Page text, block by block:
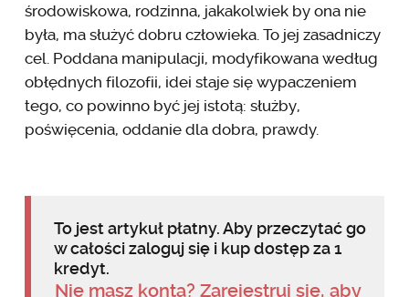
środowiskowa, rodzinna, jakakolwiek by ona nie
była, ma służyć dobru człowieka. To jej zasadniczy
cel. Poddana manipulacji, modyfikowana według
obłędnych filozofii, idei staje się wypaczeniem
tego, co powinno być jej istotą: służby,
poświęcenia, oddanie dla dobra, prawdy.
To jest artykuł płatny. Aby przeczytać go
w całości zaloguj się i kup dostęp za 1
kredyt.
Nie masz konta? Zarejestruj się, aby